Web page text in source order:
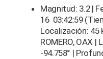
Magnitud: 3.2 |
16 03:42:59
Localización: 45
ROMERO, OAX
-94.758° |